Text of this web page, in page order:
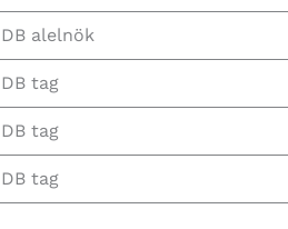
DB alelnök
DB tag
DB tag
DB tag